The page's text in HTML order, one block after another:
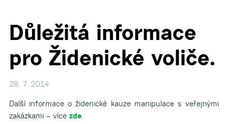
Důležitá informace
pro Židenické voliče.
28. 7. 2014
Další informace o židenické kauze manipulace s veřejnými
zakázkami – více zde.